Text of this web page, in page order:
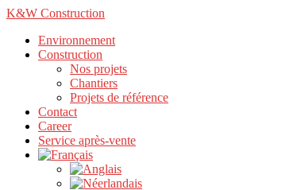
K&W Construction
Environnement
Construction
Nos projets
Chantiers
Projets de référence
Contact
Career
Service après-vente